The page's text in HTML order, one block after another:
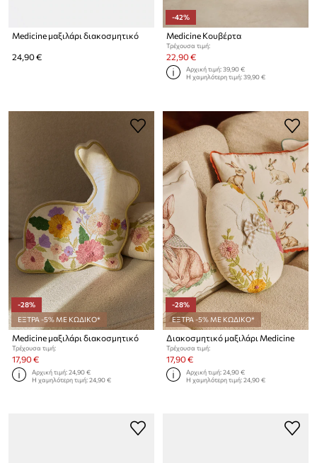
Medicine μαξιλάρι διακοσμητικό
24,90 €
-42%
Medicine Κουβέρτα
Τρέχουσα τιμή:
22,90 €
Αρχική τιμή:39,90 €
Η χαμηλότερη τιμή:39,90 €
-28%
ΕΞΤΡΑ -5% ΜΕ ΚΩΔΙΚΟ*
Medicine μαξιλάρι διακοσμητικό
Τρέχουσα τιμή:
17,90 €
Αρχική τιμή:24,90 €
Η χαμηλότερη τιμή:24,90 €
-28%
ΕΞΤΡΑ -5% ΜΕ ΚΩΔΙΚΟ*
Διακοσμητικό μαξιλάρι Medicine
Τρέχουσα τιμή:
17,90 €
Αρχική τιμή:24,90 €
Η χαμηλότερη τιμή:24,90 €